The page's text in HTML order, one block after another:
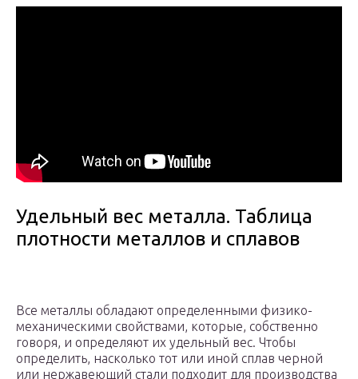
Удельный вес металла. Таблица
плотности металлов и сплавов
Все металлы обладают определенными физико-
механическими свойствами, которые, собственно
говоря, и определяют их удельный вес. Чтобы
определить, насколько тот или иной сплав черной
или нержавеющий стали подходит для производства